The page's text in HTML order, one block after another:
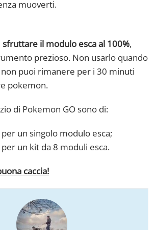
muoverti.
sfruttare il modulo esca al 100%,
prezioso. Non usarlo quando
puoi rimanere per i 30 minuti
pokemon.
di Pokemon GO sono di:
un singolo modulo esca;
un kit da 8 moduli esca.
caccia!